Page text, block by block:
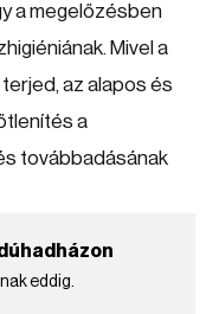
a megelőzésben
Mivel a
az alapos és
a
továbbadásának
eddig.